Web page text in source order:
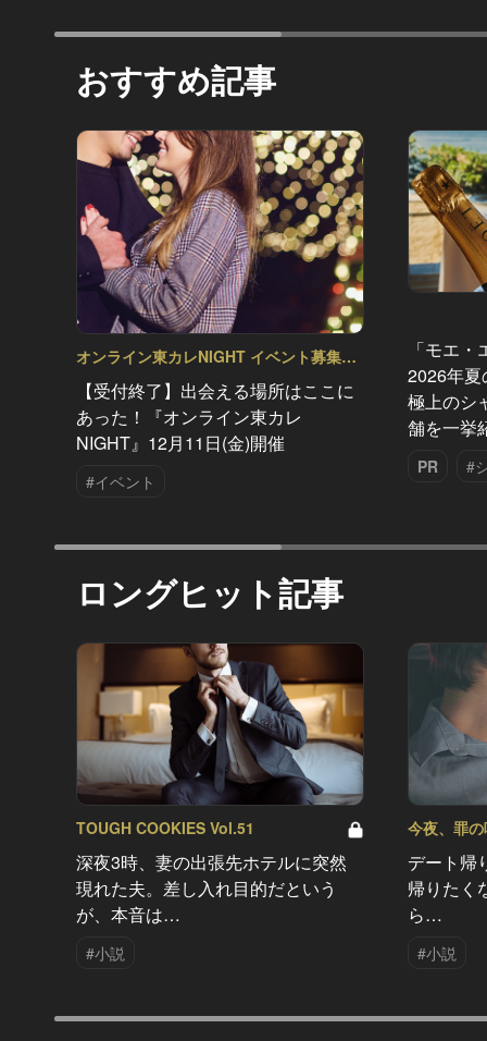
おすすめ記事
オンライン東カレNIGHT イベント募集
Vol.17
【受付終了】出会える場所はここに
あった！『オンライン東カレ
NIGHT』12月11日(金)開催
#イベント
「モエ
2026年夏
極上のシ
舗を一挙
PR #
ロングヒット記事
TOUGH COOKIES Vol.51
深夜3時、妻の出張先ホテルに突然
現れた夫。差し入れ目的だという
が、本音は…
#小説
今夜、罪
デート帰
帰りたく
ら…
#小説